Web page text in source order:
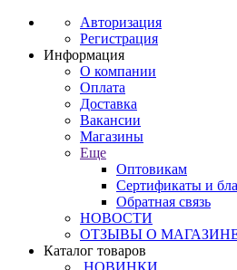
Авторизация
Регистрация
Информация
О компании
Оплата
Доставка
Вакансии
Магазины
Еще
Оптовикам
Сертификаты и
Обратная связь
НОВОСТИ
ОТЗЫВЫ О
Каталог товаров
НОВИНКИ